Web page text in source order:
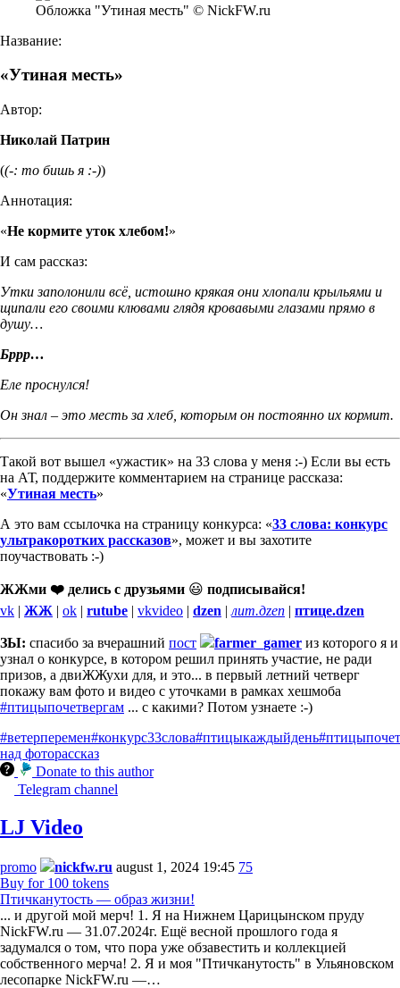
Обложка "Утиная месть" © NickFW.ru
Название:
«Утиная месть»
Автор:
Николай Патрин
((-: то бишь я :-))
Аннотация:
«Не кормите уток хлебом!»
И сам рассказ:
Утки заполонили всё, истошно крякая они хлопали крыльями и
щипали его своими клювами глядя кровавыми глазами прямо в
душу…
Бррр…
Еле проснулся!
Он знал – это месть за хлеб, которым он постоянно их кормит.
Такой вот вышел «ужастик» на 33 слова у меня :-) Если вы есть
на АТ, поддержите комментарием на странице рассказа:
«Утиная месть»
А это вам ссылочка на страницу конкурса: «33 слова: конкурс
ультракоротких рассказов», может и вы захотите
поучаствовать :-)
ЖЖми ❤️ делись с друзьями 😃 подписывайся!
vk | ЖЖ | ok | rutube | vkvideo | dzen | лит.дzen | птице.dzen
ЗЫ: спасибо за вчерашний пост farmer_gamer из которого я и
узнал о конкурсе, в котором решил принять участие, не ради
призов, а двиЖЖухи для, и это... в первый летний четверг
покажу вам фото и видео с уточками в рамках хешмоба
#птицыпочетвергам ... с какими? Потом узнаете :-)
#ветерперемен#конкурс33слова#птицыкаждыйдень
над фоторассказ
Donate to this author
Telegram channel
LJ Video
promo nickfw.ru august 1, 2024 19:45 75
Buy for 100 tokens
Птичканутость — образ жизни!
... и другой мой мерч! 1. Я на Нижнем Царицынском пруду
NickFW.ru — 31.07.2024г. Ещё весной прошлого года я
задумался о том, что пора уже обзавестить и коллекцией
собственного мерча! 2. Я и моя "Птичканутость" в Ульяновском
лесопарке NickFW.ru —…